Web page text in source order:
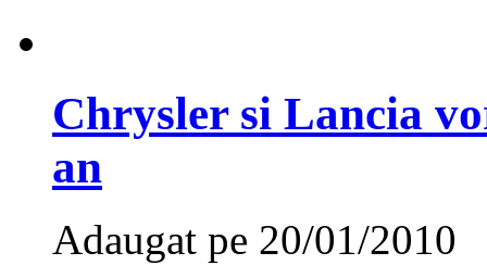
Chrysler si Lancia
an
Adaugat pe 20/01/2010